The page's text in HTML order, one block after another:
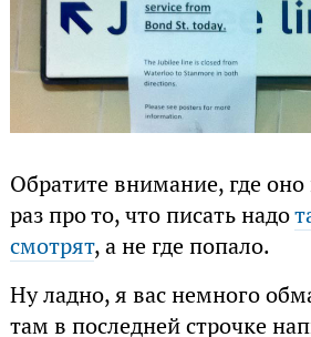
Обратите внимание, где
раз про то, что писать надо
смотрят, а не где попало.
Ну ладно, я вас немного
там в последней строчке